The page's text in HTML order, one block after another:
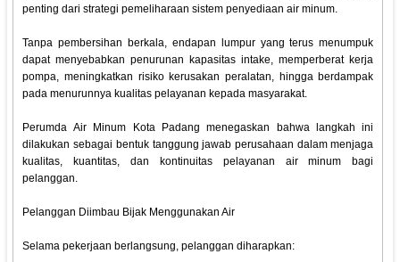
penting dari strategi pemeliharaan sistem penyediaan air minum.
Tanpa pembersihan berkala, endapan lumpur yang terus menumpuk
dapat menyebabkan penurunan kapasitas intake, memperberat kerja
pompa, meningkatkan risiko kerusakan peralatan, hingga berdampak
pada menurunnya kualitas pelayanan kepada masyarakat.
Perumda Air Minum Kota Padang menegaskan bahwa langkah ini
dilakukan sebagai bentuk tanggung jawab perusahaan dalam menjaga
kualitas, kuantitas, dan kontinuitas pelayanan air minum bagi
pelanggan.
Pelanggan Diimbau Bijak Menggunakan Air
Selama pekerjaan berlangsung, pelanggan diharapkan: